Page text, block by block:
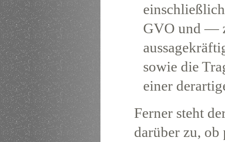
GVO und —
sowie die
einer
Ferner steht
darüber zu, ob